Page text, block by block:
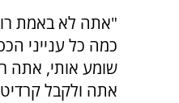
"אתה לא באמת
כמה כל ענייני
שומע אותי, אתה
אתה ולקבל